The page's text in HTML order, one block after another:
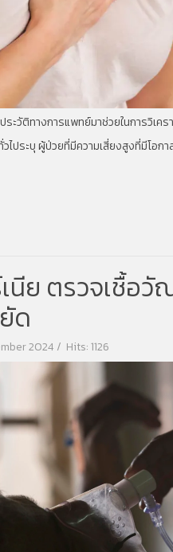
ะวัติทางการแพทย์มาช่วยในการวิเคร
ประบุ ผู้ป่วยที่มีความเสี่ยงสูงที่มีโอก
ย ตรวจเชื้อวัณ
ด
2024 Hits: 1126